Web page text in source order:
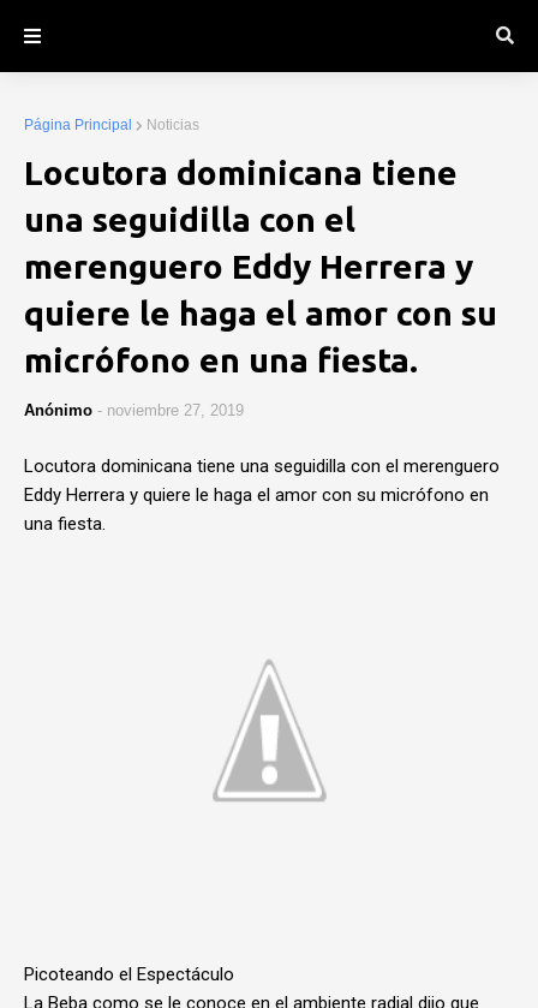
Página Principal Noticias
Locutora dominicana tiene
una seguidilla con el
merenguero Eddy Herrera y
quiere le haga el amor con su
micrófono en una fiesta.
Anónimo - noviembre 27, 2019
Locutora dominicana tiene una seguidilla con el merenguero
Eddy Herrera y quiere le haga el amor con su micrófono en
una fiesta.
Picoteando el Espectáculo
La Beba como se le conoce en el ambiente radial dijo que